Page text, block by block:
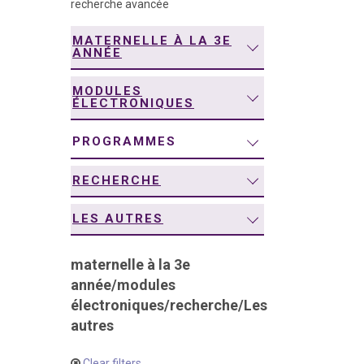
recherche avancée
MATERNELLE À LA 3E
ANNÉE
MODULES
ÉLECTRONIQUES
PROGRAMMES
RECHERCHE
LES AUTRES
maternelle à la 3e
année/modules
électroniques/recherche/Les
autres